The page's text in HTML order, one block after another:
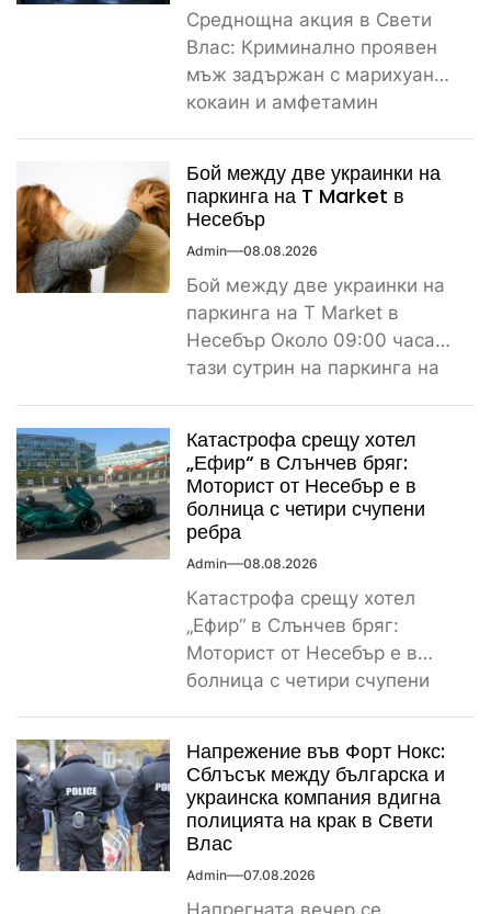
Среднощна акция в Свети
Влас: Криминално проявен
мъж задържан с марихуана,
кокаин и амфетамин
Бой между две украинки на
паркинга на T Market в
Несебър
Admin 08.08.2026
Бой между две украинки на
паркинга на T Market в
Несебър Около 09:00 часа
тази сутрин на паркинга на
Катастрофа срещу хотел
„Ефир“ в Слънчев бряг:
Моторист от Несебър е в
болница с четири счупени
ребра
Admin 08.08.2026
Катастрофа срещу хотел
„Ефир“ в Слънчев бряг:
Моторист от Несебър е в
болница с четири счупени
Напрежение във Форт Нокс:
Сблъсък между българска и
украинска компания вдигна
полицията на крак в Свети
Влас
Admin 07.08.2026